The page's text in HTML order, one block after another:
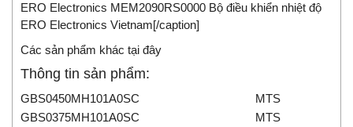
ERO Electronics MEM2090RS0000 Bộ điều khiển nhiệt độ
ERO Electronics Vietnam[/caption]
Các sản phẩm khác tại đây
Thông tin sản phẩm:
GBS0450MH101A0SC
MTS
GBS0375MH101A0SC
MTS